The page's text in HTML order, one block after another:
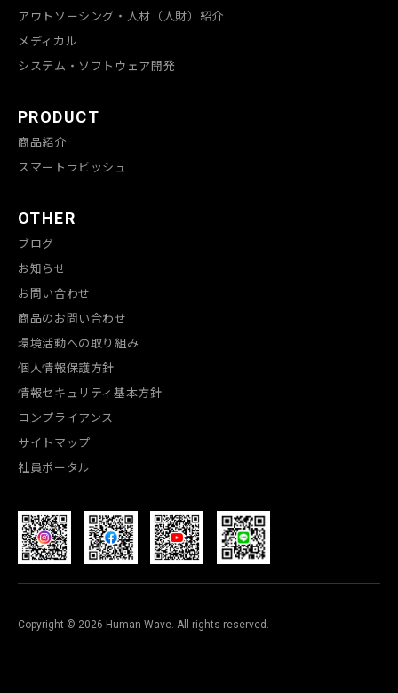
アウトソーシング・人材（人財）紹介
メディカル
システム・ソフトウェア開発
PRODUCT
商品紹介
スマートラビッシュ
OTHER
ブログ
お知らせ
お問い合わせ
商品のお問い合わせ
環境活動への取り組み
個人情報保護方針
情報セキュリティ基本方針
コンプライアンス
サイトマップ
社員ポータル
Copyright © 2026 Human Wave. All rights reserved.